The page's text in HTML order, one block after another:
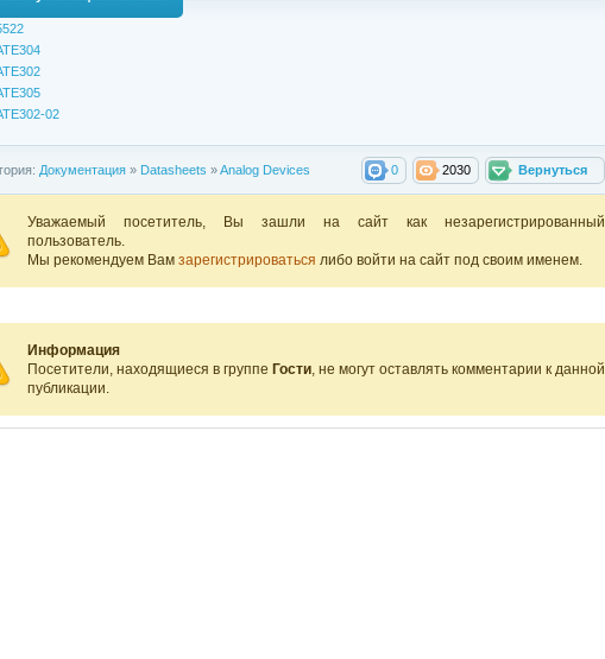
02
Вернуться
2030
0
Документация» Datasheets »Analog Devices
Уважаемый посетитель, Вы зашли на сайт как незарегистрированный
пользователь.
Мы рекомендуем Вам зарегистрироваться либо войти на сайт под своим именем.
Информация
Посетители, находящиеся в группе Гости, не могут оставлять комментарии к данной
публикации.